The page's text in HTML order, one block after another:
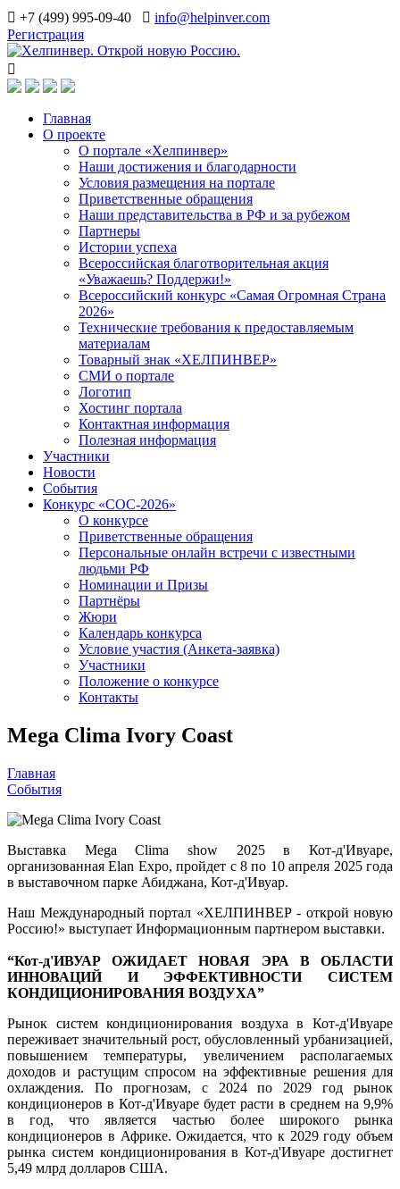
+7 (499) 995-09-40
info@helpinver.com
Регистрация
Главная
О проекте
О портале «Хелпинвер»
Наши достижения и благодарности
Условия размещения на портале
Приветственные обращения
Наши представительства в РФ и за рубежом
Партнеры
Истории успеха
Всероссийская благотворительная акция
«Уважаешь? Поддержи!»
Всероссийский конкурс «Самая Огромная Страна
2026»
Технические требования к предоставляемым
материалам
Товарный знак «ХЕЛПИНВЕР»
СМИ о портале
Логотип
Хостинг портала
Контактная информация
Полезная информация
Участники
Новости
События
Конкурс «СОС-2026»
О конкурсе
Приветственные обращения
Персональные онлайн встречи с известными
людьми РФ
Номинации и Призы
Партнёры
Жюри
Календарь конкурса
Условие участия (Анкета-заявка)
Участники
Положение о конкурсе
Контакты
Mega Clima Ivory Coast
Главная
События
Выставка Mega Clima show 2025 в Кот-д'Ивуаре,
организованная Elan Expo, пройдет с 8 по 10 апреля 2025 года
в выставочном парке Абиджана, Кот-д'Ивуар.
Наш Международный портал «ХЕЛПИНВЕР - открой новую
Россию!» выступает Информационным партнером выставки.
“Кот-д'ИВУАР ОЖИДАЕТ НОВАЯ ЭРА В
ОБЛАСТИ
ИННОВАЦИЙ
И ЭФФЕКТИВНОСТИ
КОНДИЦИОНИРОВАНИЯ ВОЗДУХА”
Рынок систем кондиционирования воздуха в Кот-д'Ивуаре
переживает значительный рост, обусловленный урбанизацией,
повышением
температуры, увеличением
располагаемых
доходов и растущим спросом на эффективные решения
охлаждения. По прогнозам, с 2024 по 2029 год
рынок
кондиционеров в Кот-д'Ивуаре будет расти в среднем на 9,9%
в год, что является частью более широкого
рынка
кондиционеров в Африке. Ожидается, что к 2029 году
рынка систем кондиционирования в Кот-д'Ивуаре достигнет
5,49 млрд долларов США.